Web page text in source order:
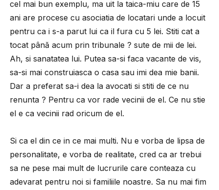
cel mai bun exemplu, ma uit la taica-miu care de 15
ani are procese cu asociatia de locatari unde a locuit
pentru ca i s-a parut lui ca il fura cu 5 lei. Stiti cat a
tocat până acum prin tribunale ? sute de mii de lei.
Ah, si sanatatea lui. Putea sa-si faca vacante de vis,
sa-si mai construiasca o casa sau imi dea mie banii.
Dar a preferat sa-i dea la avocati si stiti de ce nu
renunta ? Pentru ca vor rade vecinii de el. Ce nu stie
el e ca vecinii rad oricum de el.
Si ca el din ce in ce mai multi. Nu e vorba de lipsa de
personalitate, e vorba de realitate, cred ca ar trebui
sa ne pese mai mult de lucrurile care conteaza cu
adevarat pentru noi si familiile noastre. Sa nu mai fim